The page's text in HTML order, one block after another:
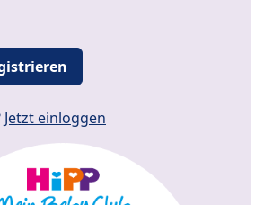
Jetzt einloggen